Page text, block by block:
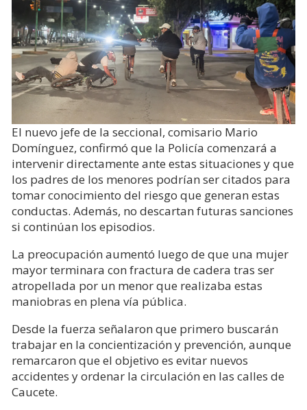
El nuevo jefe de la seccional, comisario Mario
Domínguez, confirmó que la Policía comenzará a
intervenir directamente ante estas situaciones y que
los padres de los menores podrían ser citados para
tomar conocimiento del riesgo que generan estas
conductas. Además, no descartan futuras sanciones
si continúan los episodios.
La preocupación aumentó luego de que una mujer
mayor terminara con fractura de cadera tras ser
atropellada por un menor que realizaba estas
maniobras en plena vía pública.
Desde la fuerza señalaron que primero buscarán
trabajar en la concientización y prevención, aunque
remarcaron que el objetivo es evitar nuevos
accidentes y ordenar la circulación en las calles de
Caucete.